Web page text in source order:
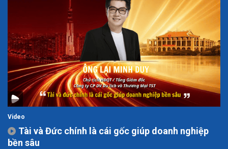
Video
Tài và Đức chính là cái gốc giúp doanh nghiệp
bền sâu